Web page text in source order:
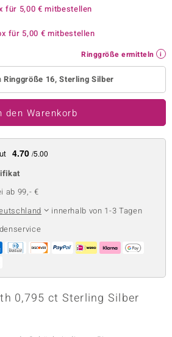
für 5,00 € mitbestellen
für 5,00 € mitbestellen
Ringgröße ermitteln
Ringgröße 16, Sterling Silber
den Warenkorb
4.70 /5.00
ab 99,- €
innerhalb von 1-3 Tagen
0,795 ct Sterling Silber